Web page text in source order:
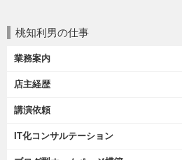
桃知利男の仕事
業務案内
店主経歴
講演依頼
IT化コンサルテーション